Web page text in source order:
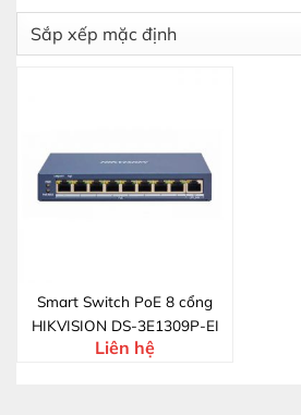
Smart Switch PoE 8 cổng
HIKVISION DS-3E1309P-EI
Liên hệ